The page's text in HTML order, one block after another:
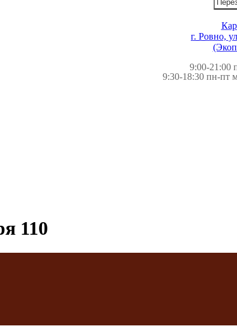
г. Ровно,
9:00-21:00
9:30-18:30 пн-пт
110